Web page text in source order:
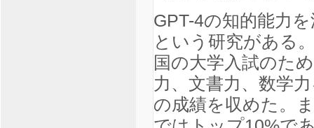
GPT-4の知的能力
という研究がある
国の大学入試のた
力、文書力、数学
の成績を収めた。